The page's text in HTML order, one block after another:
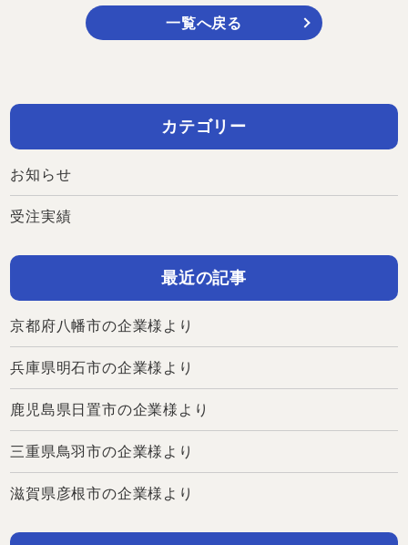
一覧へ戻る
カテゴリー
お知らせ
受注実績
最近の記事
京都府八幡市の企業様より
兵庫県明石市の企業様より
鹿児島県日置市の企業様より
三重県鳥羽市の企業様より
滋賀県彦根市の企業様より